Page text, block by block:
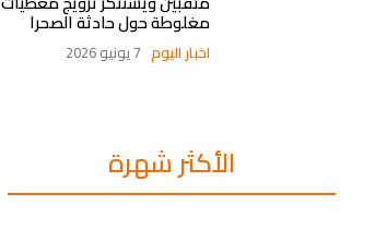
مغلوطة حول حادثة الصحرا
اخبار اليوم 7 يونيو 2026
الأكثر شهرة